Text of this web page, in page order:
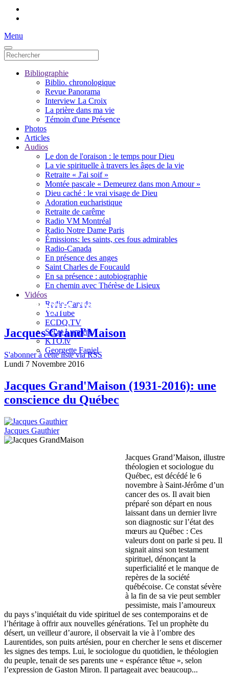
Menu
Bibliographie
Biblio. chronologique
Revue Panorama
Interview La Croix
La prière dans ma vie
Témoin d'une Présence
Photos
Articles
Audios
Le don de l'oraison : le temps pour Dieu
La vie spirituelle à travers les âges de la vie
Retraite « J'ai soif »
Montée pascale « Demeurez dans mon Amour »
Dieu caché : le vrai visage de Dieu
Adoration eucharistique
Retraite de carême
Radio VM Montréal
Radio Notre Dame Paris
Émissions: les saints, ces fous admirables
Radio-Canada
En présence des anges
Saint Charles de Foucauld
En sa présence : autobiographie
En chemin avec Thérèse de Lisieux
Vidéos
Radio-Canada
YouTube
ECDQ.TV
Sel et Lumière
KTO.tv
Georgette Faniel
Le blogue de Jacques Gauthier
Jacques Grand'Maison
S'abonner à cette liste via RSS
Lundi 7 Novembre 2016
Jacques Grand'Maison (1931-2016): une
conscience du Québec
Jacques Gauthier
Jacques Grand’Maison, illustre
théologien et sociologue du
Québec, est décédé le 6
novembre à Saint-Jérôme d’un
cancer des os. Il avait bien
préparé son départ en nous
laissant dans un dernier livre
son diagnostic sur l’état des
mœurs au Québec : Ces
valeurs dont on parle si peu. Il
signait ainsi son testament
spirituel, dénonçant la
superficialité et le manque de
repères de la société
québécoise. Ce constat sévère
à la fin de sa vie peut sembler
pessimiste, mais l’amoureux
du pays s’inquiétait du vide spirituel de ses contemporains et de
l’héritage à offrir aux nouvelles générations. Tel un prophète du
désert, un veilleur d’aurore, il observait la vie à l’ombre des
Laurentides, son puits artésien, pour en chercher le sens et discerner
les signes des temps. Lui, le sociologue du quotidien, le théologien
du peuple, tenait de ses parents une « espérance têtue », selon
l’expression de Gaston Miron. Il partageait avec beaucoup...